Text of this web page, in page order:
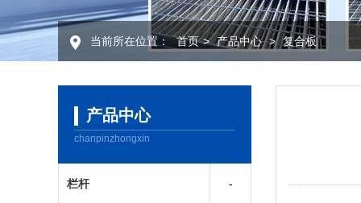
当前所在位置： 首页 > 产品中心 > 复合板
产品中心
chanpinzhongxin
栏杆